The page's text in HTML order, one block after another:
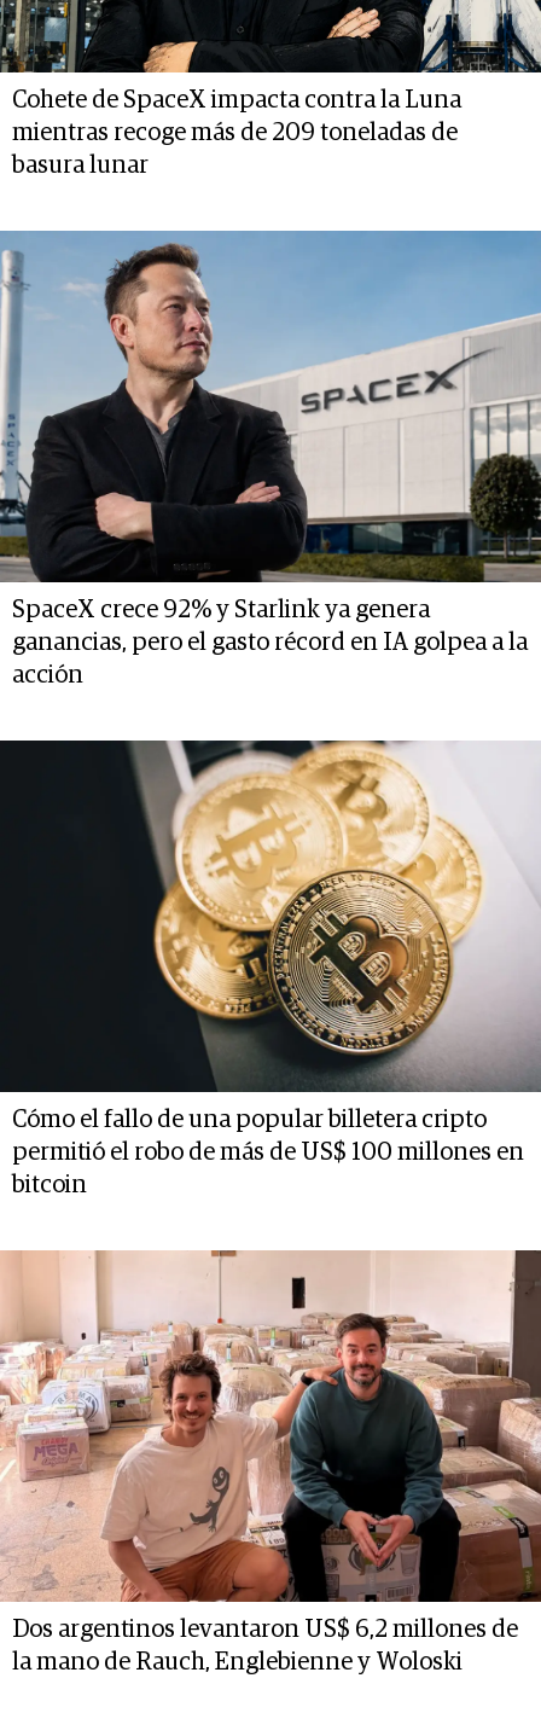
Cohete de SpaceX impacta contra la Luna
mientras recoge más de 209 toneladas de
basura lunar
SpaceX crece 92% y Starlink ya genera
ganancias, pero el gasto récord en IA golpea a la
acción
Cómo el fallo de una popular billetera cripto
permitió el robo de más de US$ 100 millones en
bitcoin
Dos argentinos levantaron US$ 6,2 millones de
la mano de Rauch, Englebienne y Woloski